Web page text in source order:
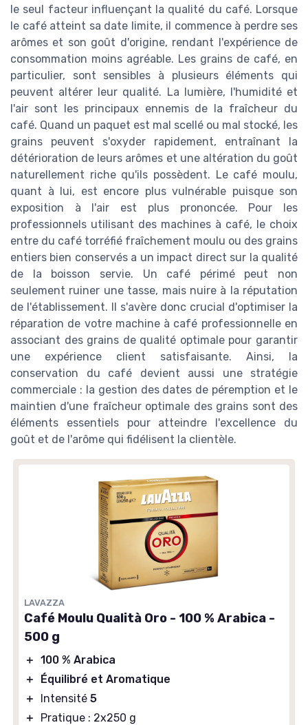
le seul facteur influençant la qualité du café. Lorsque
le café atteint sa date limite, il commence à perdre ses
arômes et son goût d'origine, rendant l'expérience de
consommation moins agréable. Les grains de café, en
particulier, sont sensibles à plusieurs éléments qui
peuvent altérer leur qualité. La lumière, l'humidité et
l'air sont les principaux ennemis de la fraîcheur du
café. Quand un paquet est mal scellé ou mal stocké, les
grains peuvent s'oxyder rapidement, entraînant la
détérioration de leurs arômes et une altération du goût
naturellement riche qu'ils possèdent. Le café moulu,
quant à lui, est encore plus vulnérable puisque son
exposition à l'air est plus prononcée. Pour les
professionnels utilisant des machines à café, le choix
entre du café torréfié fraîchement moulu ou des grains
entiers bien conservés a un impact direct sur la qualité
de la boisson servie. Un café périmé peut non
seulement ruiner une tasse, mais nuire à la réputation
de l'établissement. Il s'avère donc crucial d'optimiser la
réparation de votre machine à café professionnelle en
associant des grains de qualité optimale pour garantir
une expérience client satisfaisante. Ainsi, la
conservation du café devient aussi une stratégie
commerciale : la gestion des dates de péremption et le
maintien d'une fraîcheur optimale des grains sont des
éléments essentiels pour atteindre l'excellence du
goût et de l'arôme qui fidélisent la clientèle.
LAVAZZA
Café Moulu Qualità Oro - 100 % Arabica -
500 g
＋ 100 % Arabica
＋
Équilibré et Aromatique
＋
Intensité 5
＋
Pratique : 2x250 g